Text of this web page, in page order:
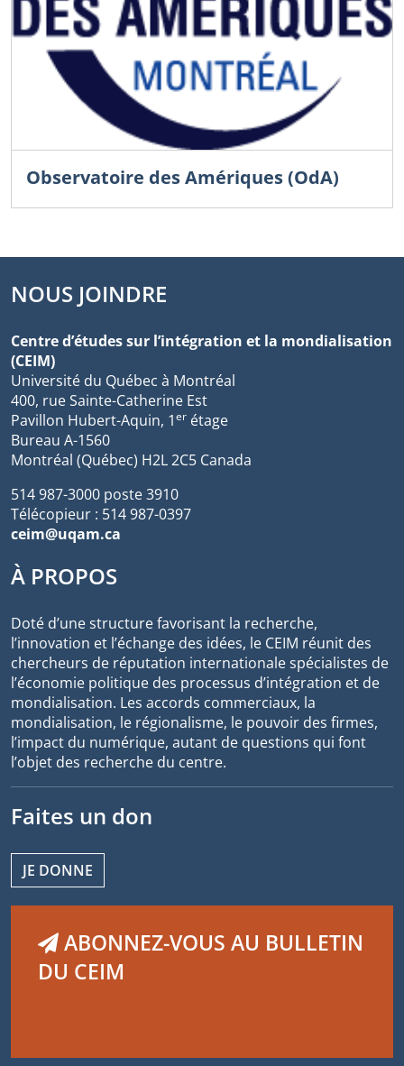
Observatoire des Amériques (OdA)
NOUS JOINDRE
Centre d’études sur l’intégration et la mondialisation
(CEIM)
Université du Québec à Montréal
400, rue Sainte-Catherine Est
Pavillon Hubert-Aquin, 1er étage
Bureau A-1560
Montréal (Québec) H2L 2C5 Canada
514 987-3000 poste 3910
Télécopieur : 514 987-0397
ceim@uqam.ca
À PROPOS
Doté d’une structure favorisant la recherche,
l’innovation et l’échange des idées, le CEIM réunit des
chercheurs de réputation internationale spécialistes de
l’économie politique des processus d’intégration et de
mondialisation. Les accords commerciaux, la
mondialisation, le régionalisme, le pouvoir des firmes,
l’impact du numérique, autant de questions qui font
l’objet des recherche du centre.
Faites un don
JE DONNE
ABONNEZ-VOUS AU BULLETIN
DU CEIM